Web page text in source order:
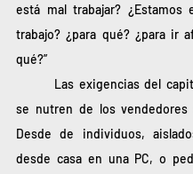
está mal trabajar? ¿Estamos
trabajo? ¿para qué? ¿para ir
qué?”
se nutren de los vendedores
Desde de individuos,
desde casa en una PC, o